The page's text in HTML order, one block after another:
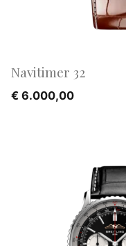
Navitimer 32
€ 6.000,00